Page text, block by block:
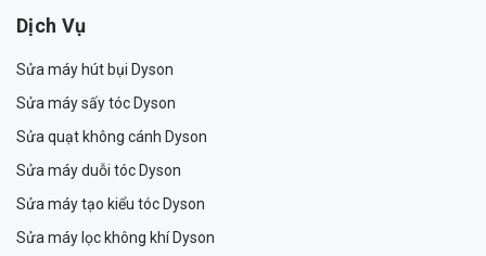
Dịch Vụ
Sửa máy hút bụi Dyson
Sửa máy sấy tóc Dyson
Sửa quạt không cánh Dyson
Sửa máy duỗi tóc Dyson
Sửa máy tạo kiểu tóc Dyson
Sửa máy lọc không khí Dyson